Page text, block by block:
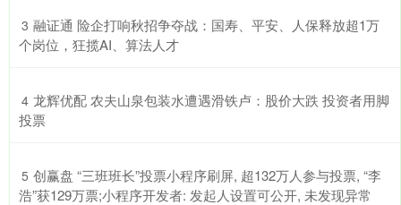
3 ​融证通 险企打响秋招争夺战：国寿、平安、人保释放超1万
个岗位，狂揽AI、算法人才
4 ​龙辉优配 农夫山泉包装水遭遇滑铁卢：股价大跌 投资者用脚
投票
5 ​创赢盘 “三班班长”投票小程序刷屏, 超132万人参与投票, “李
浩”获129万票;小程序开发者: 发起人设置可公开, 未发现异常